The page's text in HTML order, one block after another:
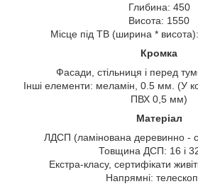
Глибина: 450
Висота: 1550
Місце під ТВ (ширина *
Кромка
Фасади, стільниця і перед
Інші елементи: меламін, 0.5 мм. (У
ПВХ 0,5 мм)
Матеріал
ЛДСП (ламінована деревинно -
Товщина ДСП: 16 і
Екстра-класу, сертифікати
Напрямні: